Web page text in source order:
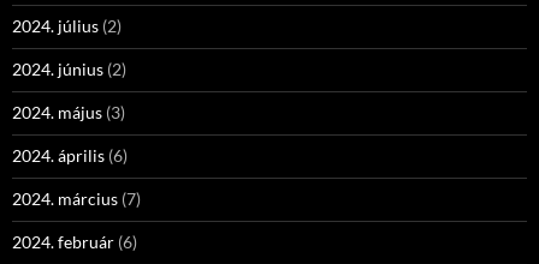
2024. július (2)
2024. június (2)
2024. május (3)
2024. április (6)
2024. március (7)
2024. február (6)